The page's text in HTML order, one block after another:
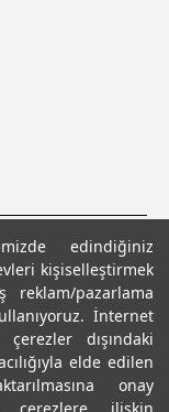
edindiğiniz
kişiselleştirmek
reklam/pazarlama
İnternet
dışındaki
elde edilen
onay
Şartlar ve Koşullar